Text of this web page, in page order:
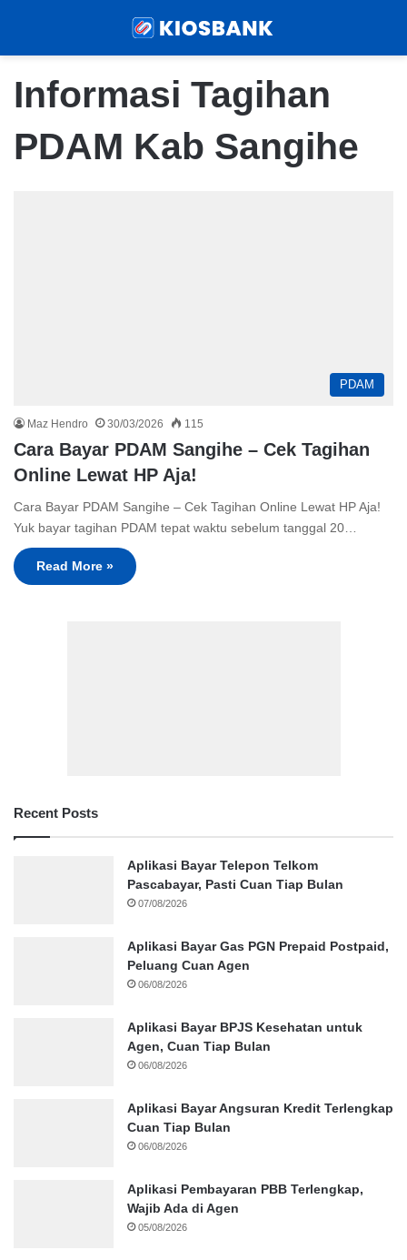
Informasi Tagihan
PDAM Kab Sangihe
PDAM
Maz Hendro 30/03/2026 115
Cara Bayar PDAM Sangihe – Cek Tagihan
Online Lewat HP Aja!
Cara Bayar PDAM Sangihe – Cek Tagihan Online Lewat HP Aja!
Yuk bayar tagihan PDAM tepat waktu sebelum tanggal 20…
Read More »
Recent Posts
Aplikasi Bayar Telepon Telkom
Pascabayar, Pasti Cuan Tiap Bulan
07/08/2026
Aplikasi Bayar Gas PGN Prepaid Postpaid,
Peluang Cuan Agen
06/08/2026
Aplikasi Bayar BPJS Kesehatan untuk
Agen, Cuan Tiap Bulan
06/08/2026
Aplikasi Bayar Angsuran Kredit Terlengkap
Cuan Tiap Bulan
06/08/2026
Aplikasi Pembayaran PBB Terlengkap,
Wajib Ada di Agen
05/08/2026